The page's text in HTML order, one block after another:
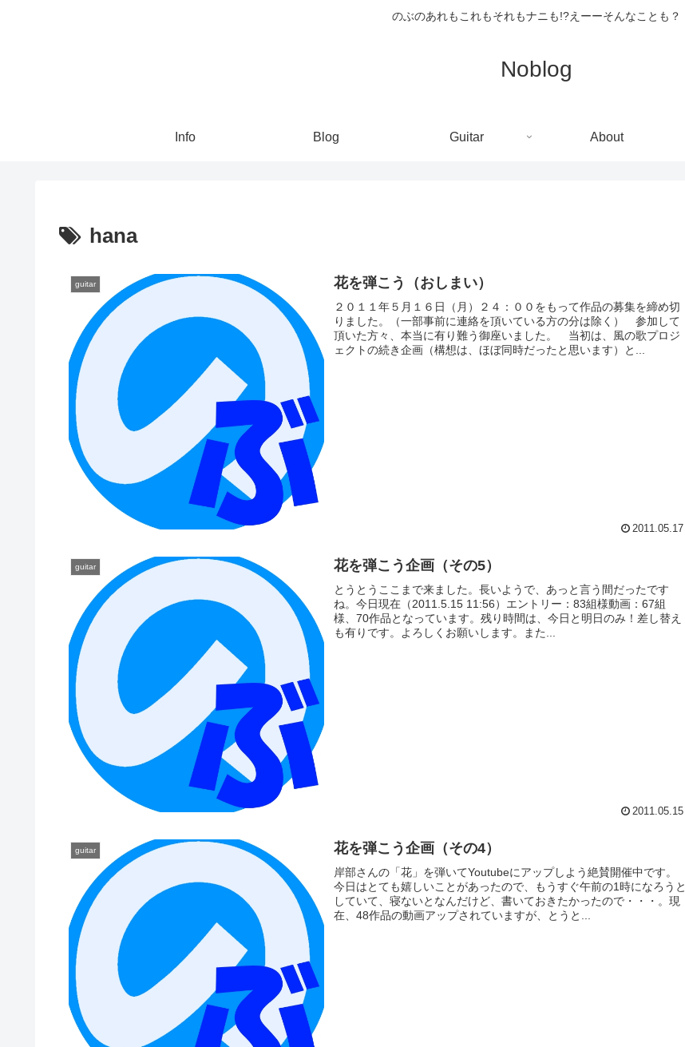
のぶのあれもこれもそれもナニも!?えーーそんなことも？
Noblog
Info Blog Guitar About
hana
guitar 花を弾こう（おしまい）
２０１１年５月１６日（月）２４：００をもって作品の募集を締め切
りました。（一部事前に連絡を頂いている方の分は除く） 参加して
頂いた方々、本当に有り難う御座いました。 当初は、風の歌プロジ
ェクトの続き企画（構想は、ほぼ同時だったと思います）と...
2011.05.17
guitar 花を弾こう企画（その5）
とうとうここまで来ました。長いようで、あっと言う間だったです
ね。今日現在（2011.5.15 11:56）エントリー：83組様動画：67組
様、70作品となっています。残り時間は、今日と明日のみ！差し替え
も有りです。よろしくお願いします。また...
2011.05.15
guitar 花を弾こう企画（その4）
岸部さんの「花」を弾いてYoutubeにアップしよう絶賛開催中です。
今日はとても嬉しいことがあったので、もうすぐ午前の1時になろうと
していて、寝ないとなんだけど、書いておきたかったので・・・。現
在、48作品の動画アップされていますが、とうと...